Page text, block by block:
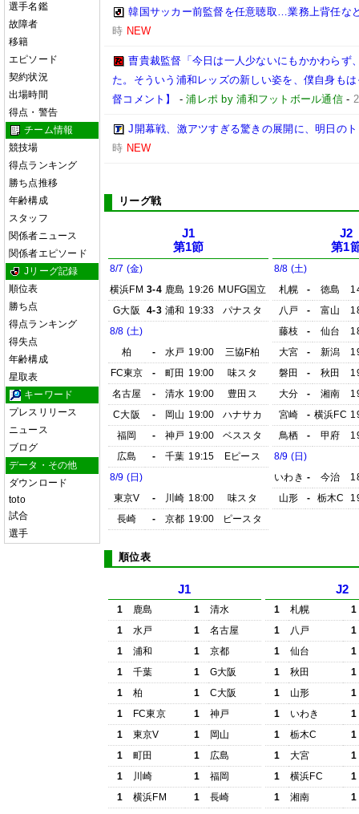
選手名鑑
故障者
移籍
エピソード
契約状況
出場時間
得点・警告
チーム情報
競技場
得点ランキング
勝ち点推移
年齢構成
スタッフ
関係者ニュース
関係者エピソード
Jリーグ記録
順位表
勝ち点
得点ランキング
得失点
年齢構成
星取表
キーワード
プレスリリース
ニュース
ブログ
データ・その他
ダウンロード
toto
試合
選手
韓国サッカー前監督を任意聴取…業務上背任な
時 NEW
曺貴裁監督「今日は一人少ないにもかかわらず
た。そういう浦和レッズの新しい姿を、僕自身も
督コメント】
-浦レポ by 浦和フットボール通信-
J開幕戦、激アツすぎる驚きの展開に、明日の
時 NEW
リーグ戦
J1
第1節
8/7 (金)
横浜FM 3-4 鹿島 19:26 MUFG国立
G大阪
4-3 浦和 19:33
パナスタ
8/8 (土)
柏
- 水戸 19:00
三協F柏
FC東京
- 町田 19:00
味スタ
名古屋
- 清水 19:00
豊田ス
C大阪
- 岡山 19:00
ハナサカ
福岡
- 神戸 19:00
ベススタ
広島
- 千葉 19:15
Eピース
8/9 (日)
東京V
- 川崎 18:00
味スタ
長崎
- 京都 19:00 ピースタ
J2
第1
8/8 (土)
札幌
- 徳島
八戸
- 富山
藤枝
- 仙台
大宮
- 新潟
磐田
- 秋田
大分
- 湘南
宮崎
- 横浜FC
鳥栖
- 甲府
8/9 (日)
いわき - 今治
山形
- 栃木C
順位表
J1
1 鹿島 1
清水
1
水戸 1
名古屋
1
浦和 1
京都
1
千葉 1
G大阪
1
柏 1
C大阪
1
FC東京 1
神戸
1
東京V 1
岡山
1
町田 1
広島
1
川崎 1
福岡
1
横浜FM 1 長崎
J2
1 札幌
1
1
八戸
1
1
仙台
1
1
秋田
1
1
山形
1
1
いわき
1
1
栃木C
1
1
大宮
1
1
横浜FC
1
1
湘南 1